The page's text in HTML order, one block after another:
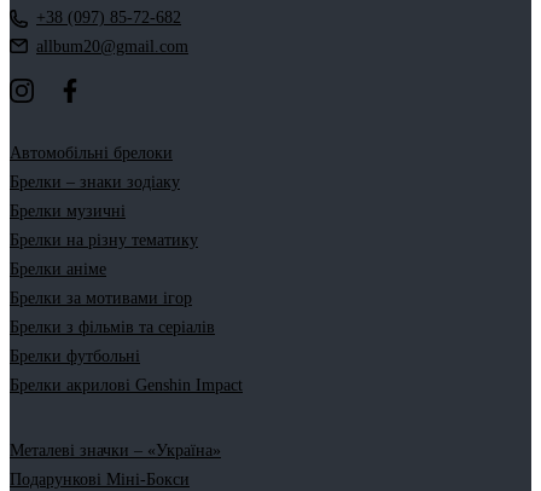
+38 (097) 85-72-682
allbum20@gmail.com
Автомобільні брелоки
Брелки – знаки зодіаку
Брелки музичні
Брелки на різну тематику
Брелки аніме
Брелки за мотивами ігор
Брелки з фільмів та серіалів
Брелки футбольні
Брелки акрилові Genshin Impact
Металеві значки – «Україна»
Подарункові Міні-Бокси